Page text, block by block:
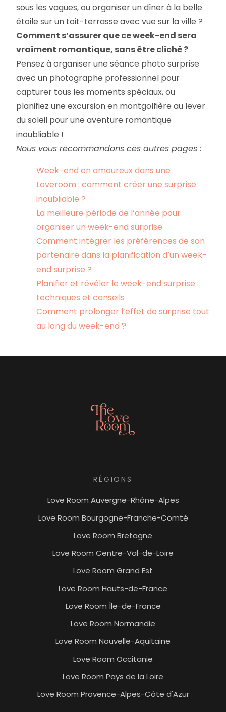
sous les vagues, ou organiser un dîner à la belle
étoile sur un toit-terrasse avec vue sur la ville ?
Comment s’assurer que ce week-end sera
vraiment romantique, sans être cliché ?
Pensez à organiser une séance photo surprise
avec un photographe professionnel pour
capturer tous les moments spéciaux, ou
planifiez une excursion en montgolfière au lever
du soleil pour une aventure romantique
inoubliable !
Nous vous recommandons ces autres pages :
Week-end en amoureux dans une
Loveroom : comment créer une surprise
inoubliable ?
La meilleure période de l’année pour
organiser un week-end surprise
Comment intégrer les préférences de son
partenaire dans la planification d’un week-
end surprise ?
Planifier et révéler le week-end surprise :
techniques et conseils
Comment prolonger l’effet de surprise tout
au long du week-end ?
RÉGIONS
Love Room Auvergne-Rhône-Alpes
Love Room Bourgogne-Franche-Comté
Love Room Bretagne
Love Room Centre-Val-de-Loire
Love Room Grand Est
Love Room Hauts-de-France
Love Room Île-de-France
Love Room Normandie
Love Room Nouvelle-Aquitaine
Love Room Occitanie
Love Room Pays de la Loire
Love Room Provence-Alpes-Côte d'Azur